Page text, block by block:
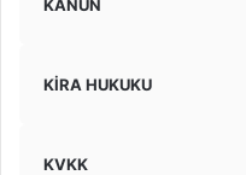
KANUN
KİRA HUKUKU
KVKK